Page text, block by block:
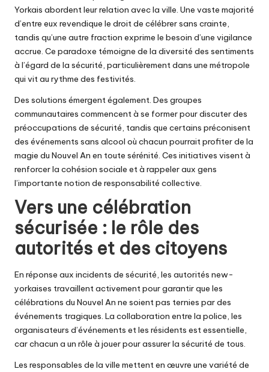
Yorkais abordent leur relation avec la ville. Une vaste majorité
d’entre eux revendique le droit de célébrer sans crainte,
tandis qu’une autre fraction exprime le besoin d’une vigilance
accrue. Ce paradoxe témoigne de la diversité des sentiments
à l’égard de la sécurité, particulièrement dans une métropole
qui vit au rythme des festivités.
Des solutions émergent également. Des groupes
communautaires commencent à se former pour discuter des
préoccupations de sécurité, tandis que certains préconisent
des événements sans alcool où chacun pourrait profiter de la
magie du Nouvel An en toute sérénité. Ces initiatives visent à
renforcer la cohésion sociale et à rappeler aux gens
l’importante notion de responsabilité collective.
Vers une célébration
sécurisée : le rôle des
autorités et des citoyens
En réponse aux incidents de sécurité, les autorités new-
yorkaises travaillent activement pour garantir que les
célébrations du Nouvel An ne soient pas ternies par des
événements tragiques. La collaboration entre la police, les
organisateurs d’événements et les résidents est essentielle,
car chacun a un rôle à jouer pour assurer la sécurité de tous.
Les responsables de la ville mettent en œuvre une variété de